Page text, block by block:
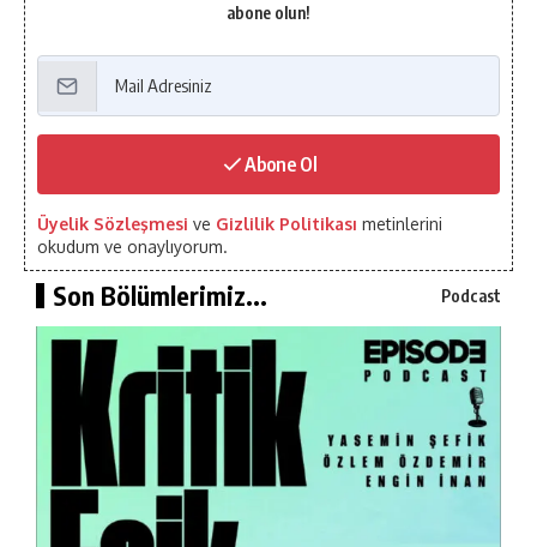
abone olun!
Abone Ol
Üyelik Sözleşmesi ve Gizlilik Politikası metinlerini
okudum ve onaylıyorum.
Son Bölümlerimiz... Podcast